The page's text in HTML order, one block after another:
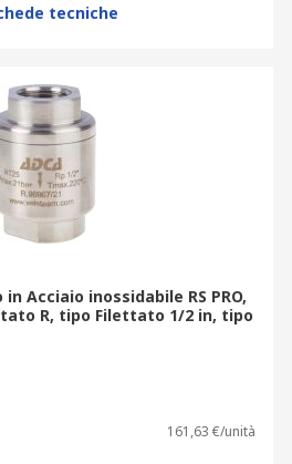
tecniche
Acciaio inossidabile RS PRO,
R, tipo Filettato 1/2 in, tipo
161,63 €/unità